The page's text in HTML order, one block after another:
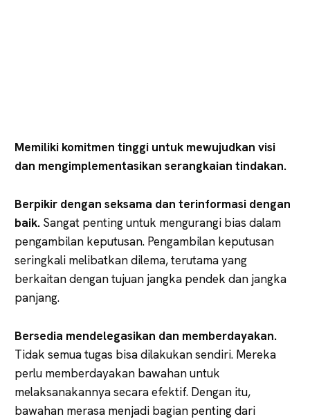
Memiliki komitmen tinggi untuk mewujudkan visi
dan mengimplementasikan serangkaian tindakan.
Berpikir dengan seksama dan terinformasi dengan
baik. Sangat penting untuk mengurangi bias dalam
pengambilan keputusan. Pengambilan keputusan
seringkali melibatkan dilema, terutama yang
berkaitan dengan tujuan jangka pendek dan jangka
panjang.
Bersedia mendelegasikan dan memberdayakan.
Tidak semua tugas bisa dilakukan sendiri. Mereka
perlu memberdayakan bawahan untuk
melaksanakannya secara efektif. Dengan itu,
bawahan merasa menjadi bagian penting dari